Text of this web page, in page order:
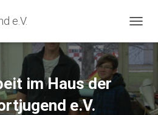
e.V.
O
G
N
im Haus der
e.V.